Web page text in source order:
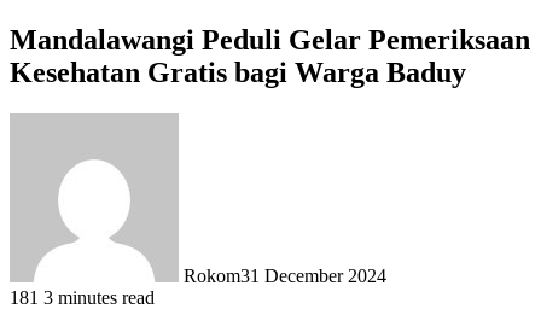
Mandalawangi Peduli Gelar Pemeriksaan
Kesehatan Gratis bagi Warga Baduy
Rokom31 December 2024
181 3 minutes read